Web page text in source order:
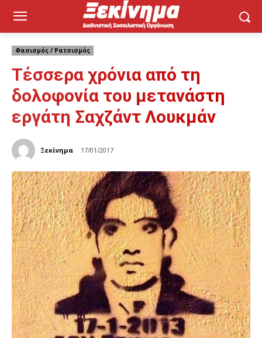
Φασισμός / Ρατσισμός
Τέσσερα χρόνια από τη
δολοφονία του μετανάστη
εργάτη Σαχζάντ Λουκμάν
Ξεκίνημα 17/01/2017